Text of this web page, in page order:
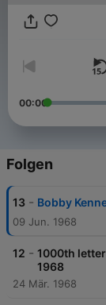
00:00
Folgen
13 - Bobby
09 Jun. 1968
12 - 1000th
1968
24 Mär. 1968